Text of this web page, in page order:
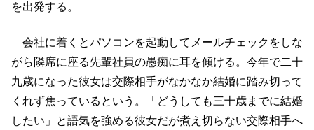
を出発する。
会社に着くとパソコンを起動してメールチェックをしな
がら隣席に座る先輩社員の愚痴に耳を傾ける。今年で二十
九歳になった彼女は交際相手がなかなか結婚に踏み切って
くれず焦っているという。「どうしても三十歳までに結婚
したい」と語気を強める彼女だが煮え切らない交際相手へ